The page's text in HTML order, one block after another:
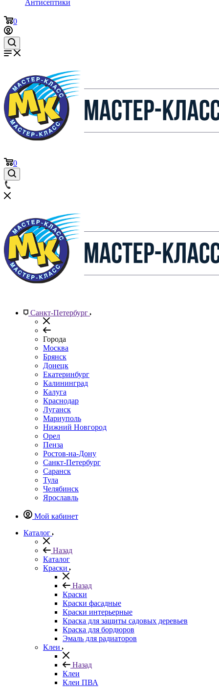
Антисептики
0
0
Санкт-Петербург
Города
Москва
Брянск
Донецк
Екатеринбург
Калининград
Калуга
Краснодар
Луганск
Мариуполь
Нижний Новгород
Орел
Пенза
Ростов-на-Дону
Санкт-Петербург
Саранск
Тула
Челябинск
Ярославль
Мой кабинет
Каталог
Назад
Каталог
Краски
Назад
Краски
Краски фасадные
Краски интерьерные
Краска для защиты садовых деревьев
⁠Краска для бордюров
Эмаль для радиаторов
Клеи
Назад
Клеи
Клеи ПВА